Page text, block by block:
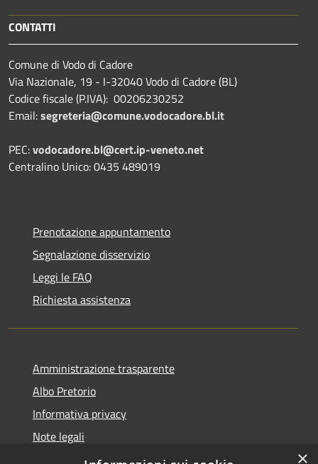
CONTATTI
Comune di Vodo di Cadore
Via Nazionale, 19 - I-32040 Vodo di Cadore (BL)
Codice fiscale (P.IVA): 00206230252
Email:segreteria@comune.vodocadore.bl.it
PEC:vodocadore.bl@cert.ip-veneto.net
Centralino Unico: 0435 489019
Prenotazione appuntamento
Segnalazione disservizio
Leggi le FAQ
Richiesta assistenza
Amministrazione trasparente
Albo Pretorio
Informativa privacy
Note legali
Dichiarazione di accessibilità
×